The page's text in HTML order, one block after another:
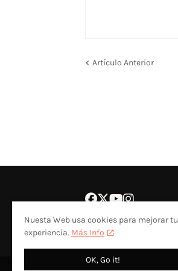
Artículo Anterior
Nuesta Web usa cookies para mejorar tu
experiencia. Más Info
OK, Go it!